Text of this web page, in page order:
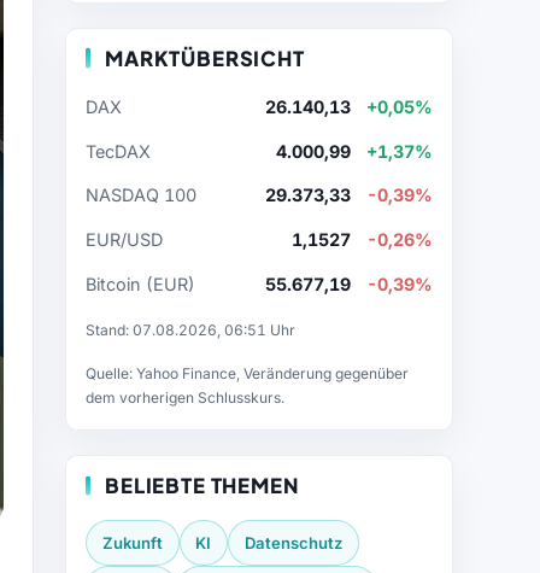
MARKTÜBERSICHT
DAX 26.140,13 +0,05%
TecDAX 4.000,99 +1,37%
NASDAQ 100 29.373,33 -0,39%
EUR/USD 1,1527 -0,26%
Bitcoin (EUR) 55.677,19 -0,39%
Stand: 07.08.2026, 06:51 Uhr
Quelle: Yahoo Finance, Veränderung gegenüber
dem vorherigen Schlusskurs.
BELIEBTE THEMEN
Zukunft KI Datenschutz